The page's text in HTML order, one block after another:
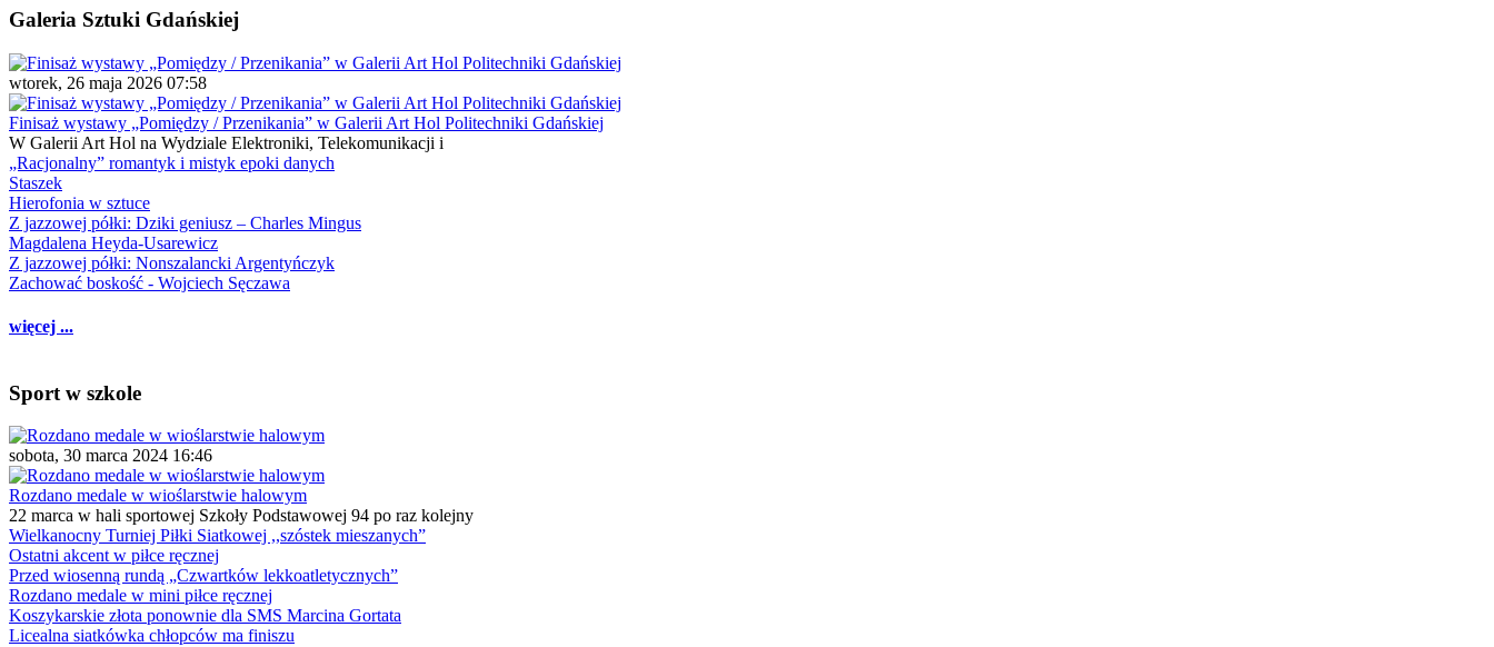
Galeria Sztuki Gdańskiej
wtorek, 26 maja 2026 07:58
Finisaż wystawy „Pomiędzy / Przenikania” w Galerii Art Hol Politechniki Gdańskiej
W Galerii Art Hol na Wydziale Elektroniki, Telekomunikacji i
„Racjonalny” romantyk i mistyk epoki danych
Staszek
Hierofonia w sztuce
Z jazzowej półki: Dziki geniusz – Charles Mingus
Magdalena Heyda-Usarewicz
Z jazzowej półki: Nonszalancki Argentyńczyk
Zachować boskość - Wojciech Sęczawa
więcej ...
Sport w szkole
sobota, 30 marca 2024 16:46
Rozdano medale w wioślarstwie halowym
22 marca w hali sportowej Szkoły Podstawowej 94 po raz kolejny
Wielkanocny Turniej Piłki Siatkowej ,,szóstek mieszanych”
Ostatni akcent w piłce ręcznej
Przed wiosenną rundą „Czwartków lekkoatletycznych”
Rozdano medale w mini piłce ręcznej
Koszykarskie złota ponownie dla SMS Marcina Gortata
Licealna siatkówka chłopców ma finiszu